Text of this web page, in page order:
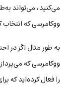
می‌کنید، می‌تواند
ووکامرسی که
ووکامرسی که
را فعال کرده‌اید